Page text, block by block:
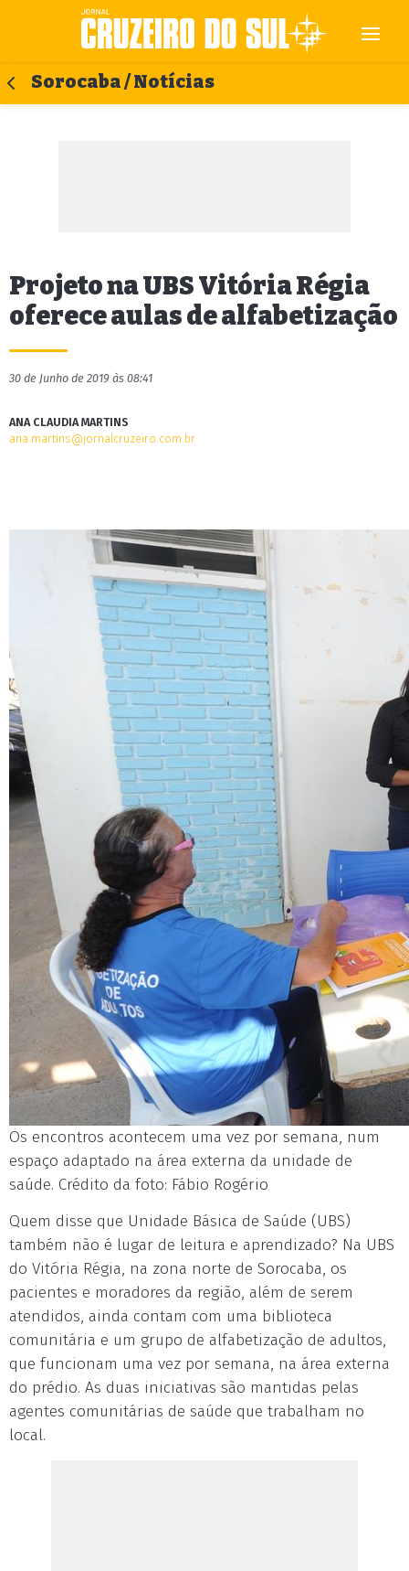
Sorocaba / Notícias
Projeto na UBS Vitória Régia
oferece aulas de alfabetização
30 de Junho de 2019 às 08:41
ANA CLAUDIA MARTINS
ana.martins@jornalcruzeiro.com.br
Os encontros acontecem uma vez por semana, num
espaço adaptado na área externa da unidade de
saúde. Crédito da foto: Fábio Rogério
Quem disse que Unidade Básica de Saúde (UBS)
também não é lugar de leitura e aprendizado? Na UBS
do Vitória Régia, na zona norte de Sorocaba, os
pacientes e moradores da região, além de serem
atendidos, ainda contam com uma biblioteca
comunitária e um grupo de alfabetização de adultos,
que funcionam uma vez por semana, na área externa
do prédio. As duas iniciativas são mantidas pelas
agentes comunitárias de saúde que trabalham no
local.